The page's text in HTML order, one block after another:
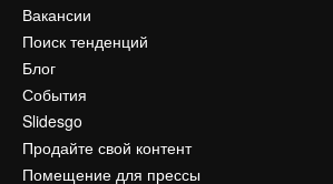
Вакансии
Поиск тенденций
Блог
События
Slidesgo
Продайте свой контент
Помещение для прессы